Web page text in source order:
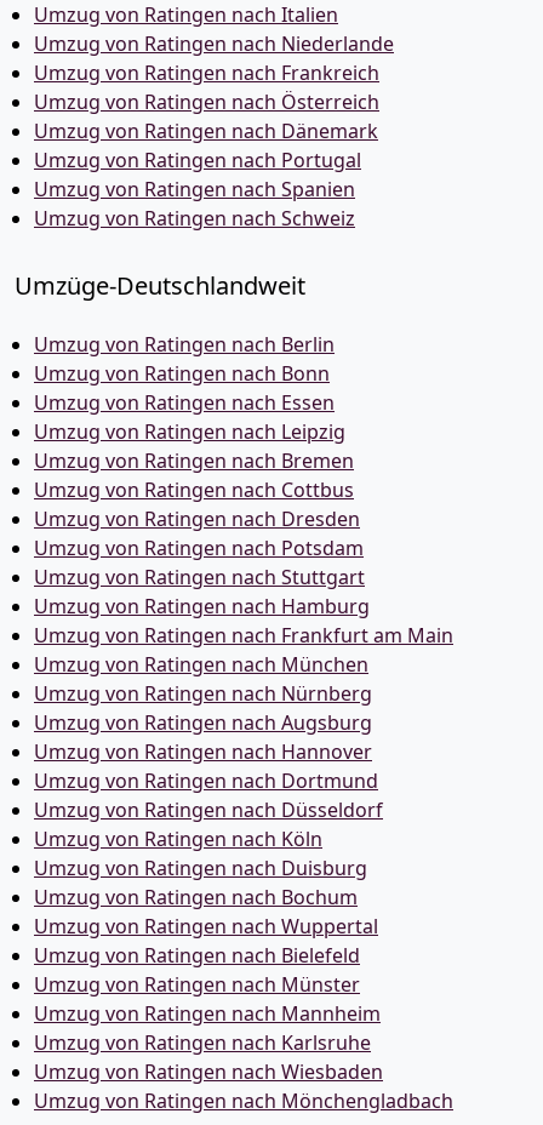
Umzug von Ratingen nach Italien
Umzug von Ratingen nach Niederlande
Umzug von Ratingen nach Frankreich
Umzug von Ratingen nach Österreich
Umzug von Ratingen nach Dänemark
Umzug von Ratingen nach Portugal
Umzug von Ratingen nach Spanien
Umzug von Ratingen nach Schweiz
Umzüge-Deutschlandweit
Umzug von Ratingen nach Berlin
Umzug von Ratingen nach Bonn
Umzug von Ratingen nach Essen
Umzug von Ratingen nach Leipzig
Umzug von Ratingen nach Bremen
Umzug von Ratingen nach Cottbus
Umzug von Ratingen nach Dresden
Umzug von Ratingen nach Potsdam
Umzug von Ratingen nach Stuttgart
Umzug von Ratingen nach Hamburg
Umzug von Ratingen nach Frankfurt am Main
Umzug von Ratingen nach München
Umzug von Ratingen nach Nürnberg
Umzug von Ratingen nach Augsburg
Umzug von Ratingen nach Hannover
Umzug von Ratingen nach Dortmund
Umzug von Ratingen nach Düsseldorf
Umzug von Ratingen nach Köln
Umzug von Ratingen nach Duisburg
Umzug von Ratingen nach Bochum
Umzug von Ratingen nach Wuppertal
Umzug von Ratingen nach Bielefeld
Umzug von Ratingen nach Münster
Umzug von Ratingen nach Mannheim
Umzug von Ratingen nach Karlsruhe
Umzug von Ratingen nach Wiesbaden
Umzug von Ratingen nach Mönchen­gladbach